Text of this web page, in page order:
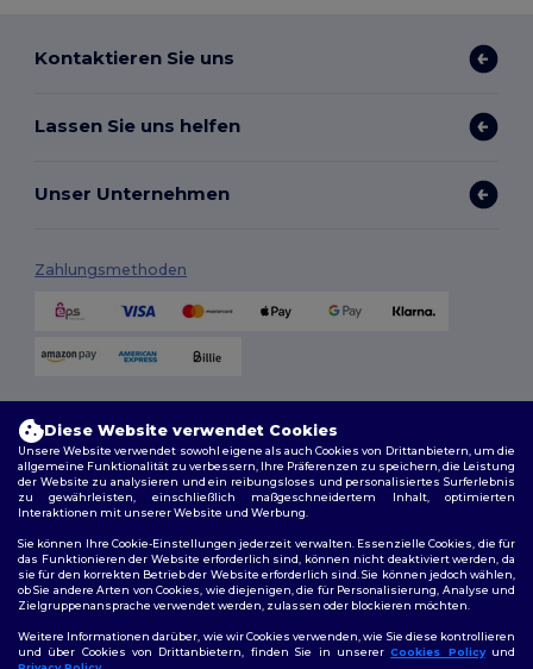
Kontaktieren Sie uns
Lassen Sie uns helfen
Unser Unternehmen
Zahlungsmethoden
Folge uns
Diese Website verwendet Cookies
Unsere Website verwendet sowohl eigene als auch Cookies von Drittanbietern, um die
allgemeine Funktionalität zu verbessern, Ihre Präferenzen zu speichern, die Leistung
der Website zu analysieren und ein reibungsloses und personalisiertes Surferlebnis
zu gewährleisten, einschließlich maßgeschneidertem Inhalt, optimierten
Interaktionen mit unserer Website und Werbung.
Sie können Ihre Cookie-Einstellungen jederzeit verwalten. Essenzielle Cookies, die für
das Funktionieren der Website erforderlich sind, können nicht deaktiviert werden, da
sie für den korrekten Betrieb der Website erforderlich sind. Sie können jedoch wählen,
ob Sie andere Arten von Cookies, wie diejenigen, die für Personalisierung, Analyse und
Zielgruppenansprache verwendet werden, zulassen oder blockieren möchten.
Weitere Informationen darüber, wie wir Cookies verwenden, wie Sie diese kontrollieren
und über Cookies von Drittanbietern, finden Sie in unsererCookies Policyund
Du hast 10€
Rabatt erhalten!
Um deinen Rabatt zu sichern, sag uns:
Für wen kaufst du ein?